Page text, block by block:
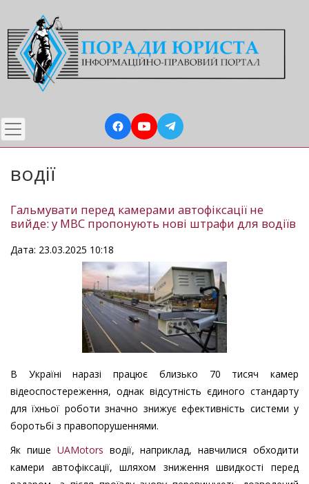
до
основного
вмісту
водії
Гальмувати перед камерами автофіксації не
вийде: у МВС пропонують нові штрафи для водіїв
Дата: 23.03.2025 10:18
В Україні наразі працює близько 70 тисяч камер
відеоспостереження, однак відсутність єдиного стандарту
для їхньої роботи значно знижує ефективність системи у
боротьбі з правопорушеннями.
Як пише UAMotors водії, наприклад, навчилися обходити
камери автофіксації, шляхом зниження швидкості перед